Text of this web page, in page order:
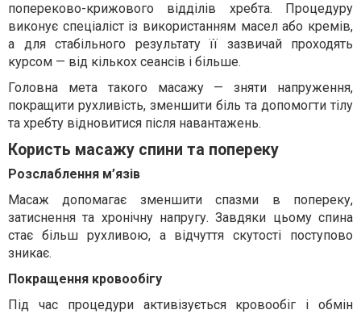
попереково-крижового відділів хребта. Процедуру
виконує спеціаліст із використанням масел або кремів,
а для стабільного результату її зазвичай проходять
курсом — від кількох сеансів і більше.
Головна мета такого масажу — зняти напруження,
покращити рухливість, зменшити біль та допомогти тілу
та хребту відновитися після навантажень.
Користь масажу спини та попереку
Розслаблення м’язів
Масаж допомагає зменшити спазми в попереку,
затиснення та хронічну напругу. Завдяки цьому спина
стає більш рухливою, а відчуття скутості поступово
зникає.
Покращення кровообігу
Під час процедури активізується кровообіг і обмін